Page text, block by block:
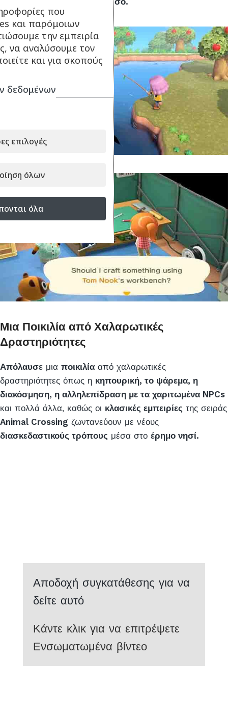
Μια Ποικιλία από Χαλαρωτικές
Δραστηριότητες
Απόλαυσε μια ποικιλία από χαλαρωτικές
δραστηριότητες όπως η κηπουρική, το ψάρεμα, η
διακόσμηση, η αλληλεπίδραση με τα χαριτωμένα NPCs
και πολλά άλλα, καθώς οι κλασικές εμπειρίες της σειράς
Animal Crossing ζωντανεύουν με νέους
διασκεδαστικούς τρόπους μέσα στο έρημο νησί.
Αποδοχή συγκατάθεσης για να
δείτε αυτό
Κάντε κλικ για να επιτρέψετε
Ενσωματωμένα βίντεο
που
και παρόμοιων
την εμπειρία
να αναλύσουμε τον
και για σκοπούς
δεδομένων
επιλογές
όλων
όλα